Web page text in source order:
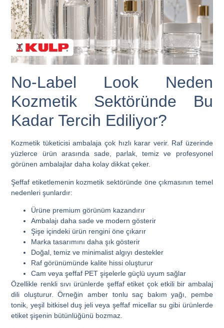
No-Label Look Neden
Kozmetik Sektöründe Bu
Kadar Tercih Ediliyor?
Kozmetik tüketicisi ambalaja çok hızlı karar verir. Raf üzerinde
yüzlerce ürün arasında sade, parlak, temiz ve profesyonel
görünen ambalajlar daha kolay dikkat çeker.
Şeffaf etiketlemenin kozmetik sektöründe öne çıkmasının temel
nedenleri şunlardır:
Ürüne premium görünüm kazandırır
Ambalajı daha sade ve modern gösterir
Şişe içindeki ürün rengini öne çıkarır
Marka tasarımını daha şık gösterir
Doğal, temiz ve minimalist algıyı destekler
Raf görünümünde kalite hissi oluşturur
Cam veya şeffaf PET şişelerle güçlü uyum sağlar
Özellikle renkli sıvı ürünlerde şeffaf etiket çok etkili bir ambalaj
dili oluşturur. Örneğin amber tonlu saç bakım yağı, pembe
tonik, yeşil bitkisel duş jeli veya şeffaf micellar su gibi ürünlerde
etiket şişenin bütünlüğünü bozmaz.